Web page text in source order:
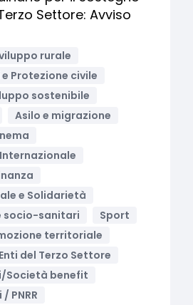
Settore: Avviso
rurale
Protezione civile
sostenibile
Asilo e migrazione
e Solidarietà
socio-sanitari
Sport
territoriale
del Terzo Settore
Società benefit
PNRR